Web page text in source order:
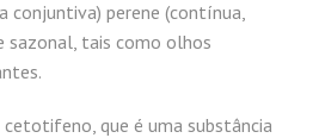
conjuntiva) perene (contínua,
sazonal, tais como olhos
que é uma substância